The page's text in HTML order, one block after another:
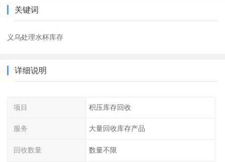
关键词
义乌处理水杯库存
详细说明
项目 积压库存回收
服务 大量回收库存产品
回收数量 数量不限